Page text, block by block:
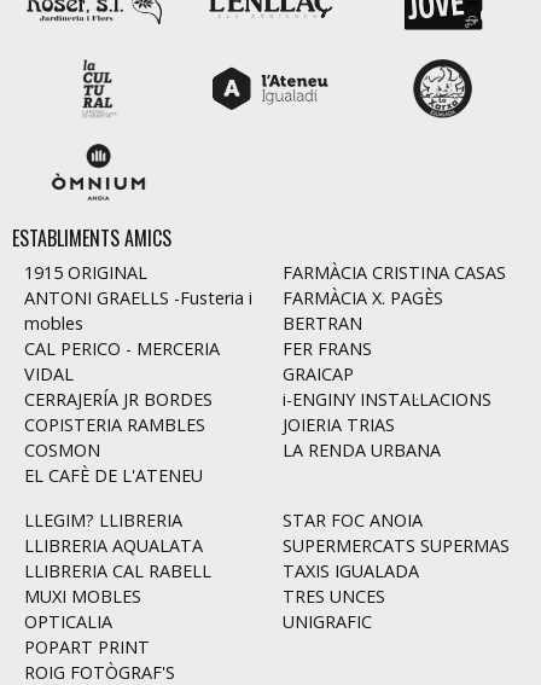
ESTABLIMENTS AMICS
1915 ORIGINAL
ANTONI GRAELLS -Fusteria i
mobles
CAL PERICO - MERCERIA
VIDAL
CERRAJERÍA JR BORDES
COPISTERIA RAMBLES
COSMON
EL CAFÈ DE L'ATENEU
FARMÀCIA CRISTINA CASAS
FARMÀCIA X. PAGÈS
BERTRAN
FER FRANS
GRAICAP
i-ENGINY INSTAL·LACIONS
JOIERIA TRIAS
LA RENDA URBANA
LLEGIM? LLIBRERIA
LLIBRERIA AQUALATA
LLIBRERIA CAL RABELL
MUXI MOBLES
OPTICALIA
POPART PRINT
ROIG FOTÒGRAF'S
STAR FOC ANOIA
SUPERMERCATS SUPERMAS
TAXIS IGUALADA
TRES UNCES
UNIGRAFIC